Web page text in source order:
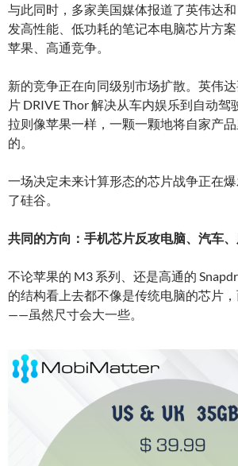
与此同时，多家美国媒体报道了英伟达
发高性能、低功耗的笔记本电脑芯片方
苹果、高通竞争。
新的竞争正在向同级别市场扩散。英伟
片 DRIVE Thor 解决从车内娱乐到自动
拉则像苹果一样，一颗一颗地将自家产
的。
一场决定未来计算形态的芯片战争正在
了硅谷。
共同的方向：手机芯片反攻电脑、汽车
不论苹果的 M3 系列、还是高通的
的结构看上去都不像是传统电脑的芯片
——虽然尺寸会大一些。